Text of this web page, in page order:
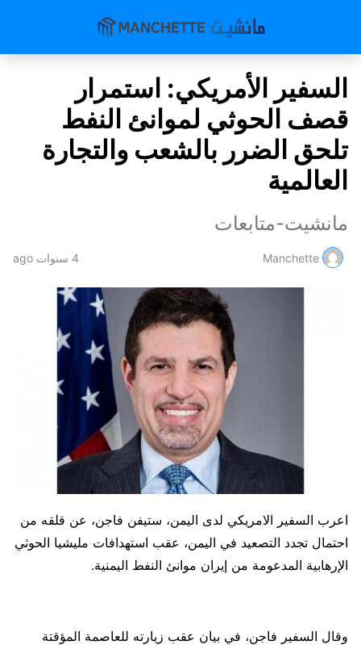
السفير الأمريكي: استمرار
قصف الحوثي لموانئ النفط
تلحق الضرر بالشعب والتجارة
العالمية
مانشيت-متابعات
Manchette 4 سنوات ago
اعرب السفير الامريكي لدى اليمن، ستيفن فاجن، عن قلقه من
احتمال تجدد التصعيد في اليمن، عقب استهدافات مليشيا الحوثي
الإرهابية المدعومة من إيران موانئ النفط اليمنية.
وقال السفير فاجن، في بيان عقب زيارته للعاصمة المؤقتة